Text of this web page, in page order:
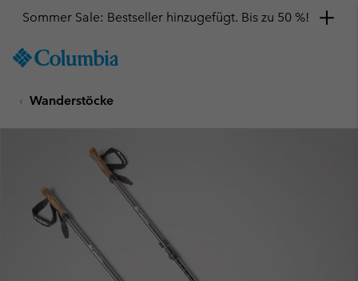
TO
SKIP
MAIN
TO
SEARCH
Sommer Sale: Bestseller hinzugefügt. Bis zu 50 %!
Wanderstöcke